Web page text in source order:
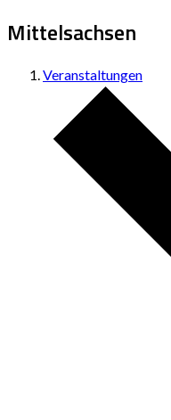
Mittelsachsen
Veranstaltungen